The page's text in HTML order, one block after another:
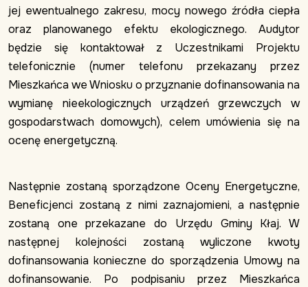
jej ewentualnego zakresu, mocy nowego źródła ciepła
oraz planowanego efektu ekologicznego. Audytor
będzie się kontaktował z Uczestnikami Projektu
telefonicznie (numer telefonu przekazany przez
Mieszkańca we Wniosku o przyznanie dofinansowania na
wymianę nieekologicznych urządzeń grzewczych w
gospodarstwach domowych), celem umówienia się na
ocenę energetyczną.
Następnie zostaną sporządzone Oceny Energetyczne,
Beneficjenci zostaną z nimi zaznajomieni, a następnie
zostaną one przekazane do Urzędu Gminy Kłaj. W
następnej kolejności zostaną wyliczone kwoty
dofinansowania konieczne do sporządzenia Umowy na
dofinansowanie. Po podpisaniu przez Mieszkańca